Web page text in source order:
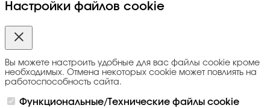
Настройки файлов cookie
Вы можете настроить удобные для вас файлы cookie кроме
необходимых. Отмена некоторых cookie может повлиять на
работоспособность сайта.
Функциональные/Технические файлы cookie